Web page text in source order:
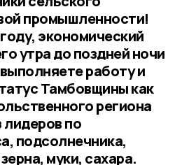
промышленности!
экономический
утра до поздней ночи
работу и
Тамбовщины как
региона
лидеров по
подсолнечника,
муки, сахара.